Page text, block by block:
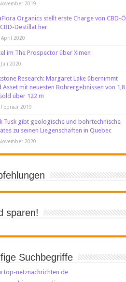
2019
Organics stellt erste Charge von CBD-Öl
Destillat her
April 2020
im The Prospector über Ximen
Juli 2020
Research: Margaret Lake übernimmt
Asset mit neuesten Bohrergebnissen von 1,8
über 122 m
Februar 2019
Tusk gibt geologische und bohrtechnische
zu seinen Liegenschaften in Quebec
2020
sparen!
Suchbegriffe
top-netznachrichten de